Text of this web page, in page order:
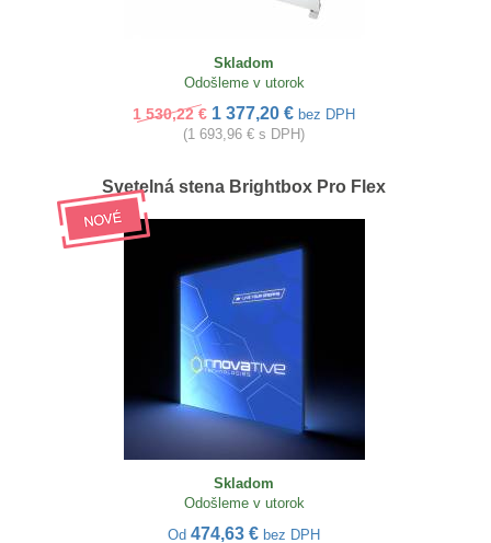
Skladom
Odošleme v utorok
1 530,22 € 1 377,20 € bez DPH
(1 693,96 € s DPH)
Svetelná stena Brightbox Pro Flex
Skladom
Odošleme v utorok
Od 474,63 € bez DPH